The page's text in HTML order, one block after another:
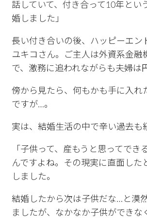
話していて、付き合って10年とい
婚しました」
長い付き合いの後、ハッピーエン
ユキコさん。ご主人は外資系金融
で、激務に追われながらも夫婦は
傍から見たら、何もかも手に入れ
ですが…。
実は、結婚生活の中で辛い過去も
「子供って、産もうと思ってでき
んですよね。その現実に直面した
しました。
結婚したから次は子供だな…と漠
ましたが、なかなか子供ができな